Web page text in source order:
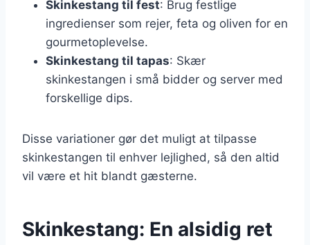
Skinkestang til fest: Brug festlige
ingredienser som rejer, feta og oliven for en
gourmetoplevelse.
Skinkestang til tapas: Skær
skinkestangen i små bidder og server med
forskellige dips.
Disse variationer gør det muligt at tilpasse
skinkestangen til enhver lejlighed, så den altid
vil være et hit blandt gæsterne.
Skinkestang: En alsidig ret